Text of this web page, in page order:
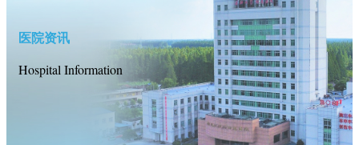
医院资讯
Hospital Information